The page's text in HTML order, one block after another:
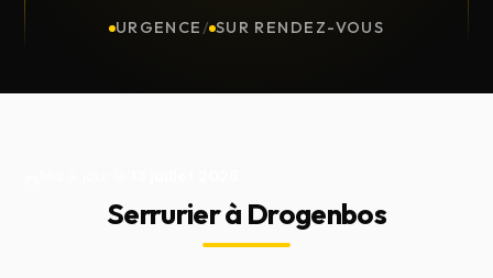
URGENCE / SUR RENDEZ-VOUS
Serrurier à Drogenbos